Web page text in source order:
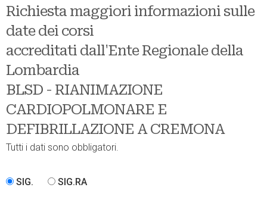
Richiesta maggiori informazioni sulle
date dei corsi
accreditati dall'Ente Regionale della
Lombardia
BLSD - RIANIMAZIONE
CARDIOPOLMONARE E
DEFIBRILLAZIONE A CREMONA
Tutti i dati sono obbligatori.
SIG. SIG.RA